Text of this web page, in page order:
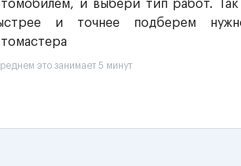
и выбери тип работ.
и точнее подберем
это занимает 5 минут